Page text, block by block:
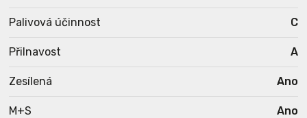
Palivová účinnost C
Přilnavost A
Zesílená Ano
M+S Ano